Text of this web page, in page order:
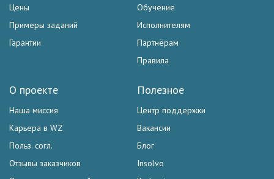
Цены
Примеры заданий
Гарантии
Обучение
Исполнителям
Партнёрам
Правила
Полезное
Центр поддержки
Вакансии
Блог
Insolvo
О проекте
Наша миссия
Карьера в WZ
Польз. согл.
Отзывы заказчиков